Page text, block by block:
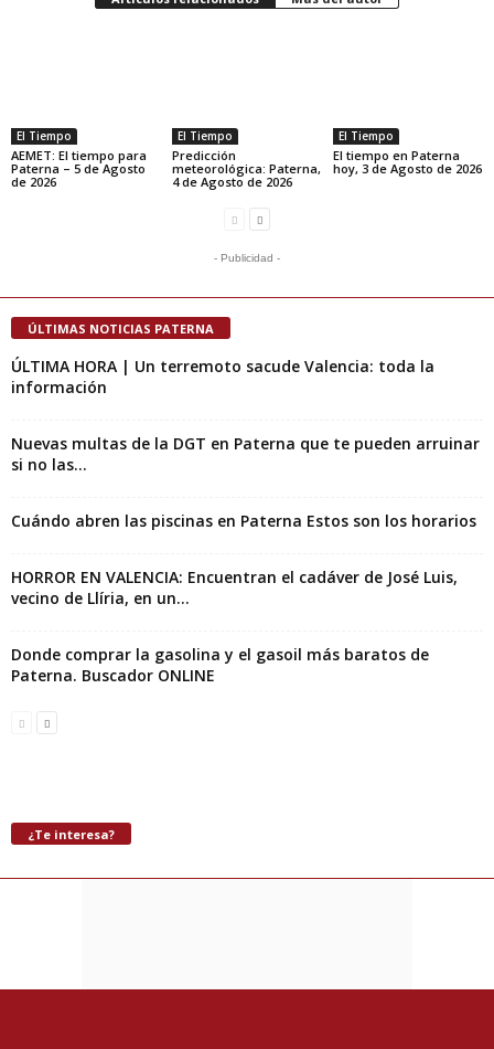
El Tiempo
AEMET: El tiempo para
Paterna – 5 de Agosto
de 2026
El Tiempo
Predicción
meteorológica: Paterna,
4 de Agosto de 2026
El Tiempo
El tiempo en Paterna
hoy, 3 de Agosto de 2026
- Publicidad -
ÚLTIMAS NOTICIAS PATERNA
ÚLTIMA HORA | Un terremoto sacude Valencia: toda la
información
Nuevas multas de la DGT en Paterna que te pueden arruinar
si no las...
Cuándo abren las piscinas en Paterna Estos son los horarios
HORROR EN VALENCIA: Encuentran el cadáver de José Luis,
vecino de Llíria, en un...
Donde comprar la gasolina y el gasoil más baratos de
Paterna. Buscador ONLINE
¿Te interesa?